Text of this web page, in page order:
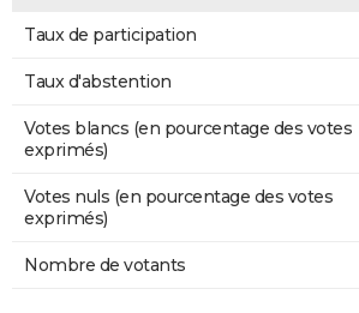
Taux de participation
Taux d'abstention
Votes blancs (en pourcentage des votes
exprimés)
Votes nuls (en pourcentage des votes
exprimés)
Nombre de votants